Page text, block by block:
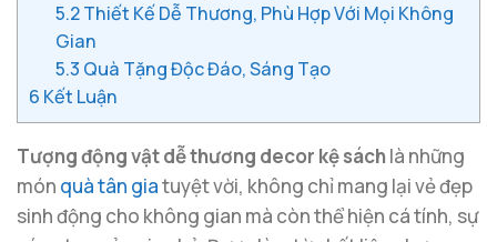
5.2Thiết Kế Dễ Thương, Phù Hợp Với Mọi Không
Gian
5.3 Quà Tặng Độc Đáo, Sáng Tạo
6 Kết Luận
Tượng động vật dễ thương decor kệ sáchlà những
món quà tân giatuyệt vời, không chỉ mang lại vẻ đẹp
sinh động cho không gian mà còn thể hiện cá tính, sự